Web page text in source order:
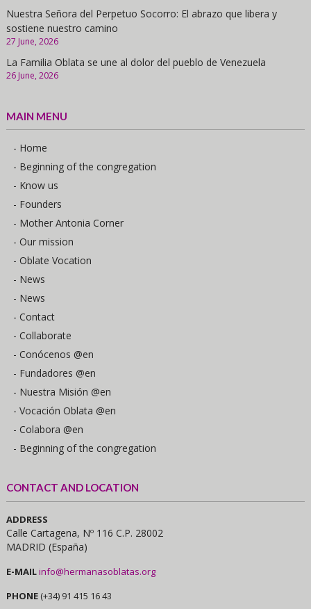
Nuestra Señora del Perpetuo Socorro: El abrazo que libera y
sostiene nuestro camino
27 June, 2026
La Familia Oblata se une al dolor del pueblo de Venezuela
26 June, 2026
MAIN MENU
- Home
- Beginning of the congregation
- Know us
- Founders
- Mother Antonia Corner
- Our mission
- Oblate Vocation
- News
- News
- Contact
- Collaborate
- Conócenos @en
- Fundadores @en
- Nuestra Misión @en
- Vocación Oblata @en
- Colabora @en
- Beginning of the congregation
CONTACT AND LOCATION
ADDRESS
Calle Cartagena, Nº 116 C.P. 28002
MADRID (España)
E-MAILinfo@hermanasoblatas.org
PHONE (+34) 91 415 16 43